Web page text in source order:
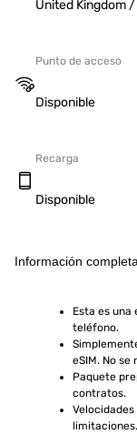
United Kingdom
Punto de acceso
Disponible
Recarga
Disponible
Información
Esta es una
teléfono.
eSIM. No
Paquete
contratos.